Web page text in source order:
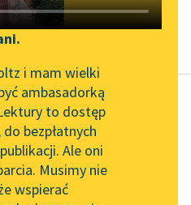
Zgłoś brak utworu
Narzędzia
Mapa Wolnych Lektur
Leśmianator
Przewodnik dla piszących i
czytających
i mam wielki
ambasadorką
to dostęp
bezpłatnych
Ale oni
Musimy nie
wspierać
Wyki
Kazimierz Wyka
Modernizm polski
„Pola puste, szare,